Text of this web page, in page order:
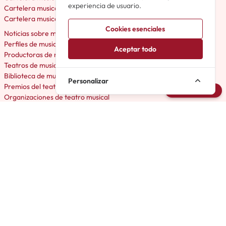
Cartelera musicales en Málaga
Cartelera musicales en Bilbao
Noticias sobre musicales en España
Perfiles de musicales España
Productoras de musicales España
Teatros de musicales España
Biblioteca de musicales España
Premios del teatro musical
Organizaciones de teatro musical
experiencia de usuario.
Cookies esenciales
Aceptar todo
Personalizar